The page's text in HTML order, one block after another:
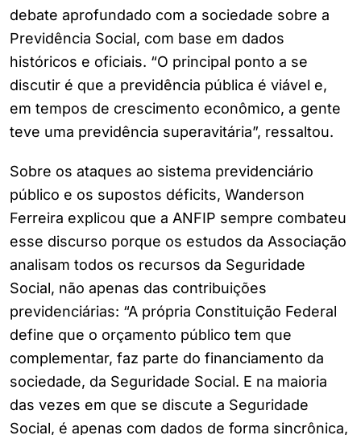
debate aprofundado com a sociedade sobre a
Previdência Social, com base em dados
históricos e oficiais. “O principal ponto a se
discutir é que a previdência pública é viável e,
em tempos de crescimento econômico, a gente
teve uma previdência superavitária”, ressaltou.
Sobre os ataques ao sistema previdenciário
público e os supostos déficits, Wanderson
Ferreira explicou que a ANFIP sempre combateu
esse discurso porque os estudos da Associação
analisam todos os recursos da Seguridade
Social, não apenas das contribuições
previdenciárias: “A própria Constituição Federal
define que o orçamento público tem que
complementar, faz parte do financiamento da
sociedade, da Seguridade Social. E na maioria
das vezes em que se discute a Seguridade
Social, é apenas com dados de forma sincrônica,